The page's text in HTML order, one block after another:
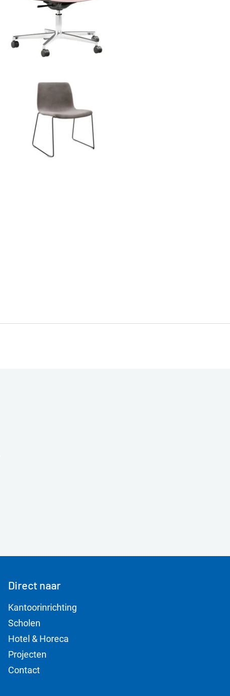
Direct naar
Kantoorinrichting
Scholen
Hotel & Horeca
Projecten
Contact